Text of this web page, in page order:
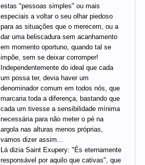
estas "pessoas simples" ou mais
especiais a voltar o seu olhar piedoso
para as situações que o merecem, ou a
dar uma beliscadura sem acanhamento
em momento oportuno, quando tal se
impõe, sem se deixar corromper!
Independentemente do ideal que cada
um possa ter, devia haver um
denominador comum em todos nós, que
marcaria toda a diferença, bastando que
cada um tivesse a sensibilidade mínima
necessária para não meter o pé na
argola nas alturas menos próprias,
vamos dizer assim...
Lá dizia Saint Exupery: "És eternamente
responsável por aquilo que cativas", que